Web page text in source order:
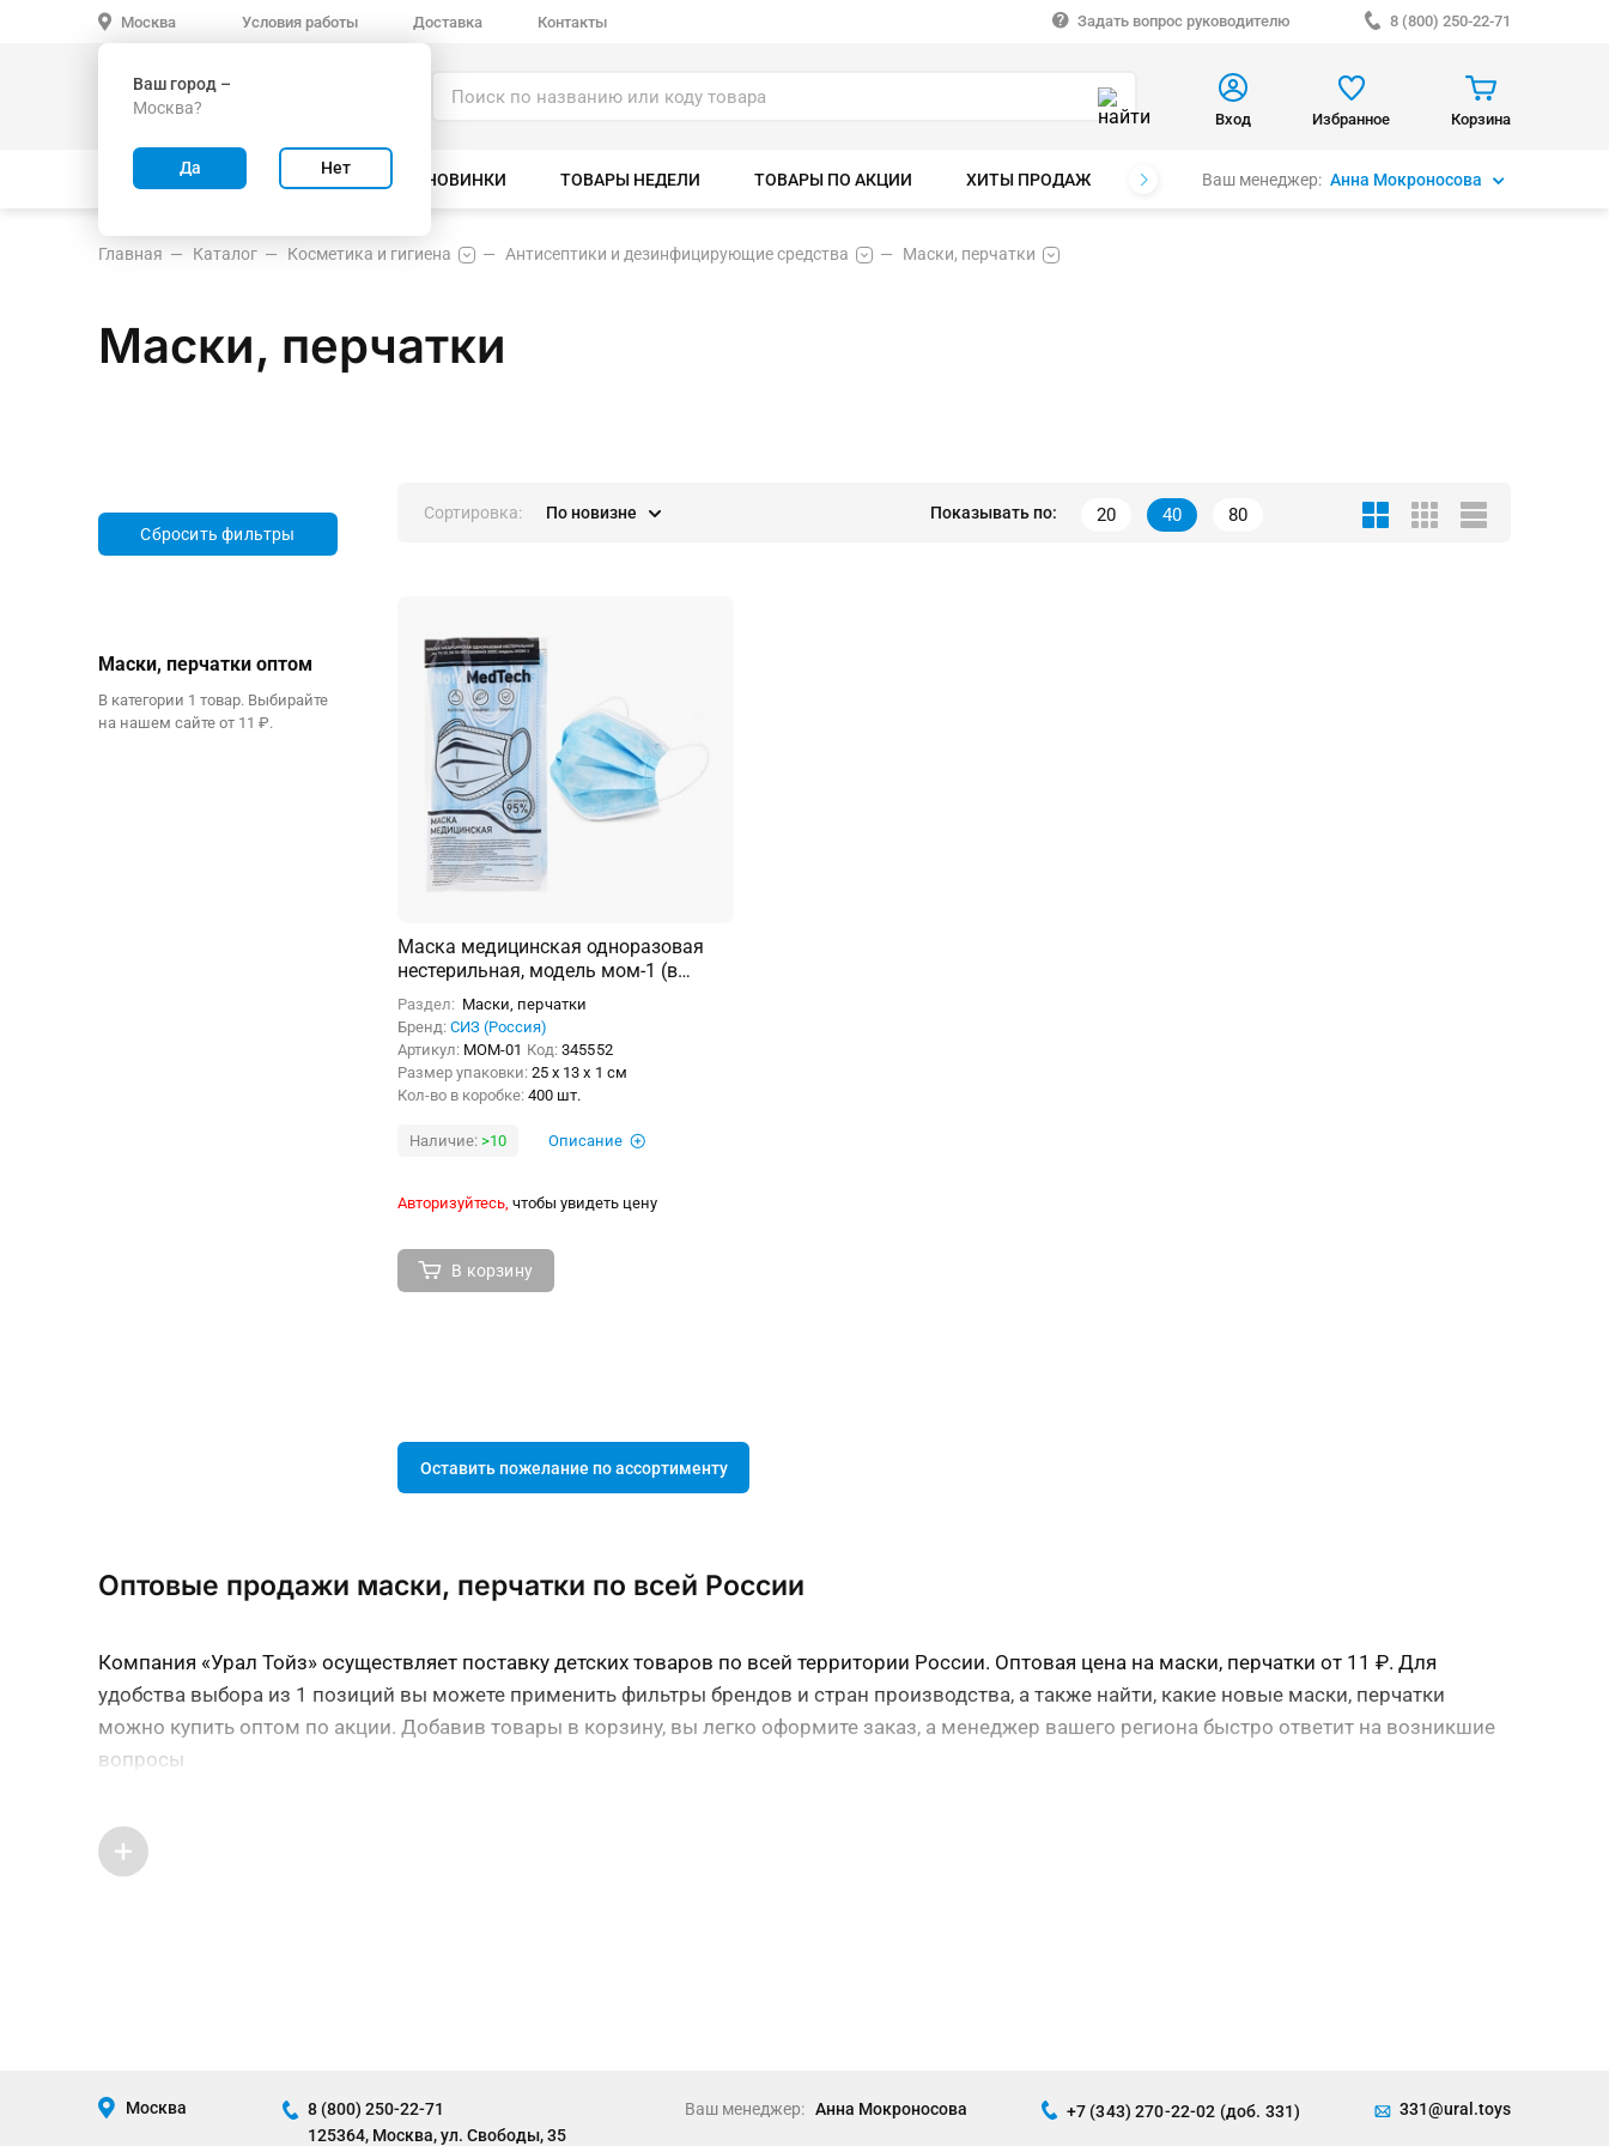
Москва
Ваш город –
Москва?
Да Нет
Условия работы Доставка Контакты Задать вопрос руководителю 8 (800) 250-22-71
Вход Избранное Корзина
ВСЕ ТОВАРЫ ВЕЛОСИПЕДЫ НОВИНКИ ТОВАРЫ НЕДЕЛИ ТОВАРЫ ПО АКЦИИ ХИТЫ ПРОДАЖ БРЕНДЫВаш менеджер: Анна Мокроносова
Главная Каталог Косметика и гигиена Антисептики и дезинфицирующие средства Маски, перчатки
Маски, перчатки
Сбросить фильтры
Маски, перчатки оптом
В категории 1 товар. Выбирайте
на нашем сайте от 11 ₽.
Сортировка: По новизне Показывать по: 20 40 80
Маска медицинская одноразовая
нестерильная, модель мом-1 (в
упаковке 5шт)
Раздел: Маски, перчатки
Бренд: СИЗ (Россия)
Артикул: МОМ-01 Код:345552
Размер упаковки: 25 x 13 x 1 см
Кол-во в коробке: 400 шт.
Наличие: >10 Описание
Авторизуйтесь, чтобы увидеть цену
В корзину
Оставить пожелание по ассортименту
Оптовые продажи маски, перчатки по всей России
Компания «Урал Тойз» осуществляет поставку детских товаров по всей территории России. Оптовая цена на маски, перчатки от 11 ₽. Для
удобства выбора из 1 позиций вы можете применить фильтры брендов и стран производства, а также найти, какие новые маски, перчатки
можно купить оптом по акции. Добавив товары в корзину, вы легко оформите заказ, а менеджер вашего региона быстро ответит на возникшие
вопросы
Москва
8 (800) 250-22-71
125364, Москва, ул. Свободы, 35
Ваш менеджер: Анна Мокроносова +7 (343) 270-22-02 (доб. 331) 331@ural.toys